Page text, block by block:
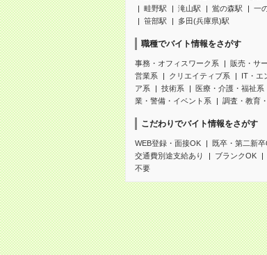
畦野駅
滝山駅 鴬の森駅
一
笹部駅
多田(兵庫県)駅
職種でバイト情報をさがす
事務・オフィスワーク系
販売・サ
営業系
クリエイティブ系
IT・エ
ア系
技術系 医療・介護・福祉系
業・警備・イベント系
調査・教育
こだわりでバイト情報をさがす
WEB登録・面接OK
既卒・第二新卒
交通費別途支給あり
ブランクOK
不要